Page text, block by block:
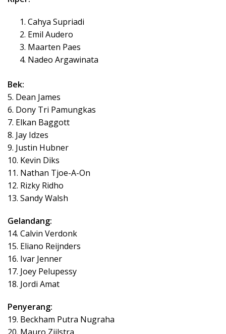
Cahya Supriadi
Emil Audero
Maarten Paes
Nadeo Argawinata
Bek:
5. Dean James
6. Dony Tri Pamungkas
7. Elkan Baggott
8. Jay Idzes
9. Justin Hubner
10. Kevin Diks
11. Nathan Tjoe-A-On
12. Rizky Ridho
13. Sandy Walsh
Gelandang:
14. Calvin Verdonk
15. Eliano Reijnders
16. Ivar Jenner
17. Joey Pelupessy
18. Jordi Amat
Penyerang:
19. Beckham Putra Nugraha